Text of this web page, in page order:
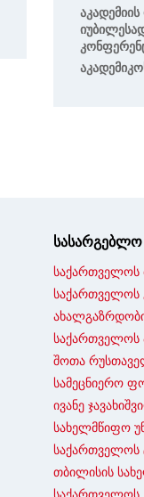
საქართველოს
საქართველოს
საქართველოს
შოთა
სამეცნიერო
ივანე
სახელმწიფო
საქართველოს
თბილისის